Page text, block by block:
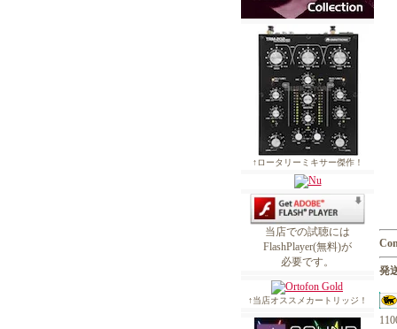
↑ロータリーミキサー傑作！
当店での試聴には
FlashPlayer(無料)が
必要です。
↑当店オススメカートリッジ！
発